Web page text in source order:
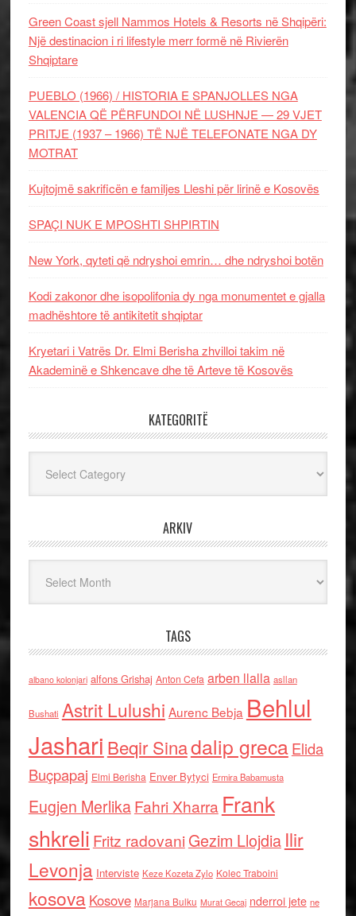
Green Coast sjell Nammos Hotels & Resorts në Shqipëri:
Një destinacion i ri lifestyle merr formë në Rivierën
Shqiptare
PUEBLO (1966) / HISTORIA E SPANJOLLES NGA
VALENCIA QË PËRFUNDOI NË LUSHNJE — 29 VJET
PRITJE (1937 – 1966) TË NJË TELEFONATE NGA DY
MOTRAT
Kujtojmë sakrificën e familjes Lleshi për lirinë e Kosovës
SPAÇI NUK E MPOSHTI SHPIRTIN
New York, qyteti që ndryshoi emrin… dhe ndryshoi botën
Kodi zakonor dhe isopolifonia dy nga monumentet e gjalla
madhështore të antikitetit shqiptar
Kryetari i Vatrës Dr. Elmi Berisha zhvilloi takim në
Akademinë e Shkencave dhe të Arteve të Kosovës
KATEGORITË
ARKIV
TAGS
albano kolonjari alfons Grishaj Anton Cefa arben llalla asllan
Bushati Astrit Lulushi Aurenc Bebja Behlul
Jashari Beqir Sinadalip grecaElida
Buçpapaj Elmi Berisha Enver Bytyci Ermira Babamusta
Eugjen MerlikaFahri Xharra Frank
shkreli Fritz radovaniGezim Llojdia Ilir
Levonja Interviste Keze Kozeta Zylo Kolec Traboini
kosova Kosove Marjana Bulku Murat Gecaj nderroi jete ne